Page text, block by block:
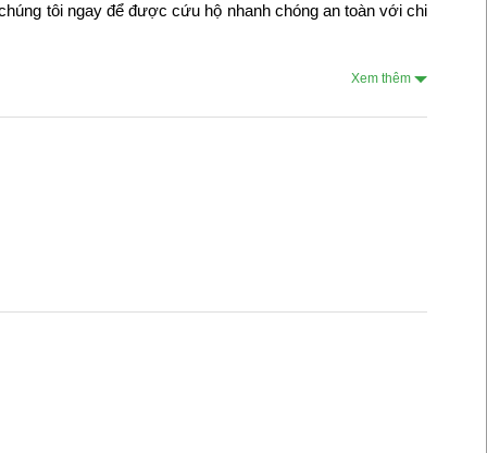
tôi ngay để được cứu hộ nhanh chóng an toàn với chi
Xem thêm